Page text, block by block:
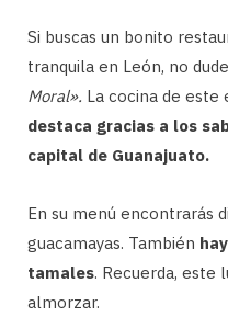
Si buscas un bonito
tranquila en León, no
Moral». La cocina de
destaca gracias a los
capital de Guanajuato.
En su menú encontrarás
guacamayas. También
tamales. Recuerda, este
almorzar.